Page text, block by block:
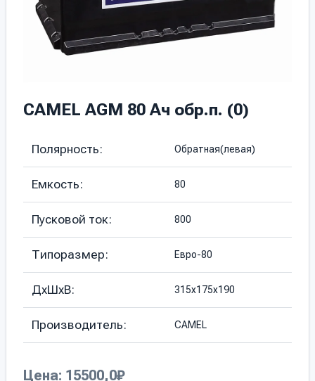
CAMEL AGM 80 Ач обр.п. (0)
Полярность: Обратная(левая)
Емкость: 80
Пусковой ток: 800
Типоразмер: Евро-80
ДхШхВ: 315х175х190
Производитель: CAMEL
Цена: 15500,0₽